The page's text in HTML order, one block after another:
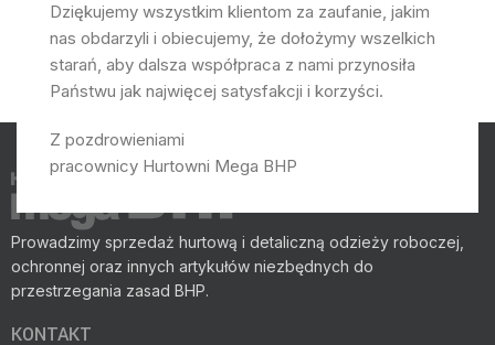
Dziękujemy wszystkim klientom za zaufanie, jakim
nas obdarzyli i obiecujemy, że dołożymy wszelkich
starań, aby dalsza współpraca z nami przynosiła
Państwu jak najwięcej satysfakcji i korzyści.
Z pozdrowieniami
pracownicy Hurtowni Mega BHP
Prowadzimy sprzedaż hurtową i detaliczną odzieży roboczej,
ochronnej oraz innych artykułów niezbędnych do
przestrzegania zasad BHP.
KONTAKT